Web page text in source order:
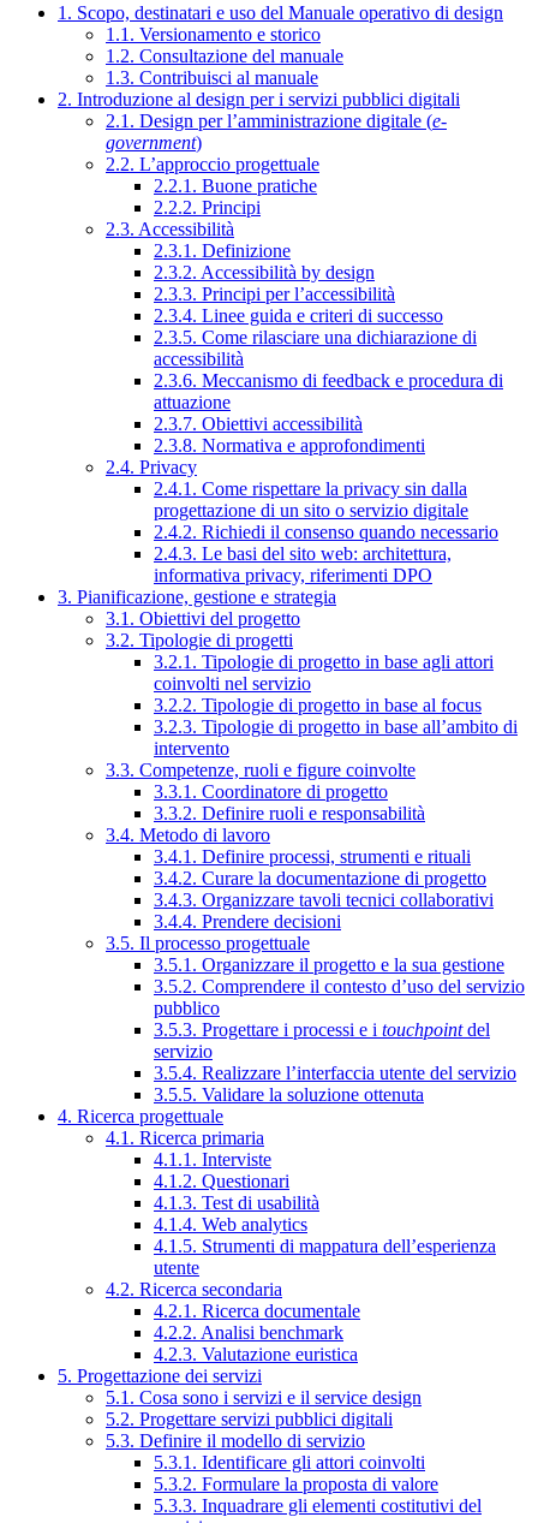
1. Scopo, destinatari e uso del Manuale operativo di design
1.1. Versionamento e storico
1.2. Consultazione del manuale
1.3. Contribuisci al manuale
2. Introduzione al design per i servizi pubblici digitali
2.1. Design per l’amministrazione digitale (e-
government)
2.2. L’approccio progettuale
2.2.1. Buone pratiche
2.2.2. Principi
2.3. Accessibilità
2.3.1. Definizione
2.3.2. Accessibilità by design
2.3.3. Principi per l’accessibilità
2.3.4. Linee guida e criteri di successo
2.3.5. Come rilasciare una dichiarazione di
accessibilità
2.3.6. Meccanismo di feedback e procedura di
attuazione
2.3.7. Obiettivi accessibilità
2.3.8. Normativa e approfondimenti
2.4. Privacy
2.4.1. Come rispettare la privacy sin dalla
progettazione di un sito o servizio digitale
2.4.2. Richiedi il consenso quando necessario
2.4.3. Le basi del sito web: architettura,
informativa privacy, riferimenti DPO
3. Pianificazione, gestione e strategia
3.1. Obiettivi del progetto
3.2. Tipologie di progetti
3.2.1. Tipologie di progetto in base agli attori
coinvolti nel servizio
3.2.2. Tipologie di progetto in base al focus
3.2.3. Tipologie di progetto in base all’ambito di
intervento
3.3. Competenze, ruoli e figure coinvolte
3.3.1. Coordinatore di progetto
3.3.2. Definire ruoli e responsabilità
3.4. Metodo di lavoro
3.4.1. Definire processi, strumenti e rituali
3.4.2. Curare la documentazione di progetto
3.4.3. Organizzare tavoli tecnici collaborativi
3.4.4. Prendere decisioni
3.5. Il processo progettuale
3.5.1. Organizzare il progetto e la sua gestione
3.5.2. Comprendere il contesto d’uso del servizio
pubblico
3.5.3. Progettare i processi e i touchpointdel
servizio
3.5.4. Realizzare l’interfaccia utente del servizio
3.5.5. Validare la soluzione ottenuta
4. Ricerca progettuale
4.1. Ricerca primaria
4.1.1. Interviste
4.1.2. Questionari
4.1.3. Test di usabilità
4.1.4. Web analytics
4.1.5. Strumenti di mappatura dell’esperienza
utente
4.2. Ricerca secondaria
4.2.1. Ricerca documentale
4.2.2. Analisi benchmark
4.2.3. Valutazione euristica
5. Progettazione dei servizi
5.1. Cosa sono i servizi e il service design
5.2. Progettare servizi pubblici digitali
5.3. Definire il modello di servizio
5.3.1. Identificare gli attori coinvolti
5.3.2. Formulare la proposta di valore
5.3.3. Inquadrare gli elementi costitutivi del